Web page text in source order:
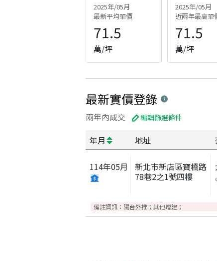
2025年/05月
最新平均單價
71.5
萬/坪
2025年/05月
近兩年最高單
71.5
萬/坪
最新實價登錄
兩年內成交 編輯篩選條件
年月 地址
114年05月
新北市新店區寶橋路
78巷2之1號四樓
備註資訊： 陽台外推；其他增建；